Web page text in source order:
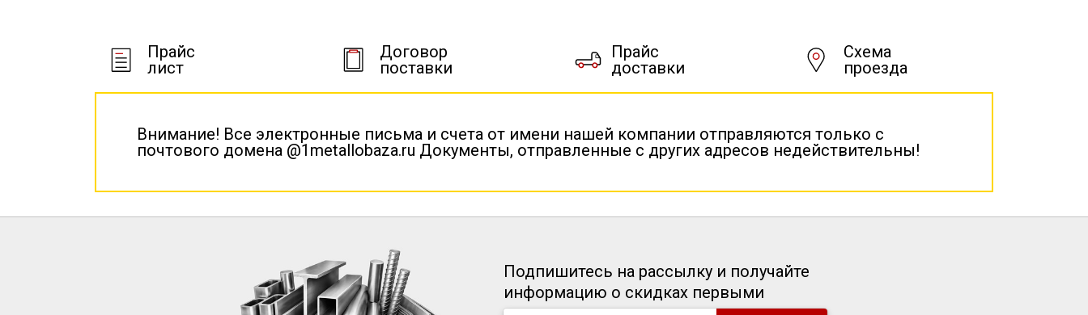
Прайс
лист
Договор
поставки
Прайс
доставки
Схема
проезда
Внимание! Все электронные письма и счета от имени нашей компании отправляются только с
почтового домена @1metallobaza.ru Документы, отправленные с других адресов недействительны!
Подпишитесь на рассылку и получайте
информацию о скидках первыми